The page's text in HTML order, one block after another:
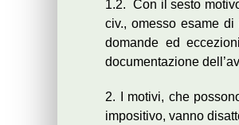
1.2. Con il sesto
civ., omesso esame
domande ed
documentazione
2. I motivi, che
impositivo, vanno